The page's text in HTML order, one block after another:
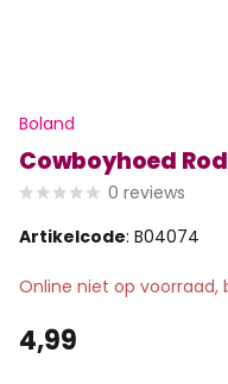
Boland
Cowboyhoed
0 reviews
Artikelcode: B04074
Online niet op voorraad,
4,99